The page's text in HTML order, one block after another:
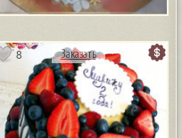
8 Заказать